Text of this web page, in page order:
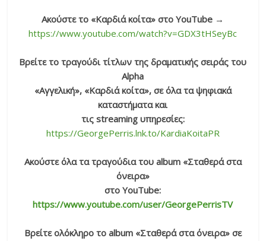
Ακούστε το «Καρδιά κοίτα» στο YouTube →
https://www.youtube.com/watch?v=GDX3tHSeyBc
Βρείτε το τραγούδι τίτλων της δραματικής σειράς του
Alpha
«Αγγελική», «Καρδιά κοίτα», σε όλα τα ψηφιακά
καταστήματα και
τις streaming υπηρεσίες:
https://GeorgePerris.lnk.to/KardiaKoitaPR
Ακούστε όλα τα τραγούδια του album «Σταθερά στα
όνειρα»
στο YouTube:
https://www.youtube.com/user/GeorgePerrisTV
Βρείτε ολόκληρο το album «Σταθερά στα όνειρα» σε